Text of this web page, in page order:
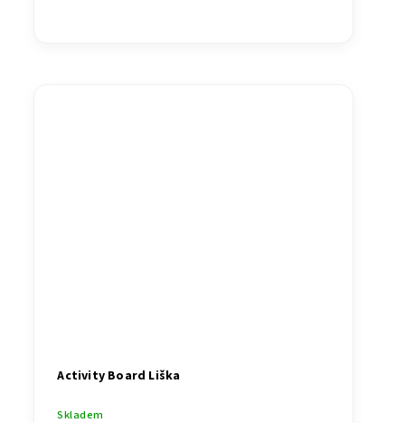
Activity Board Liška
Skladem